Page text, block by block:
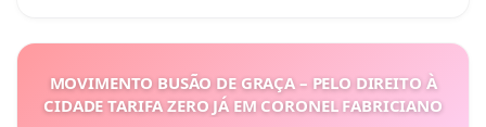
MOVIMENTO BUSÃO DE GRAÇA – PELO DIREITO À
CIDADE TARIFA ZERO JÁ EM CORONEL FABRICIANO